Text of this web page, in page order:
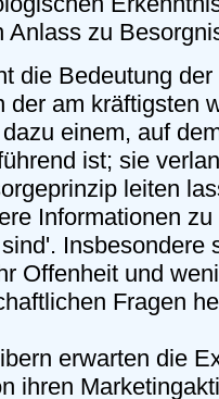
Anlass zu
die Bedeutung
der am kräftigsten
einem, auf
ist; sie
leiten
Informationen
Insbesondere
Offenheit und
Fragen
erwarten die
ihren